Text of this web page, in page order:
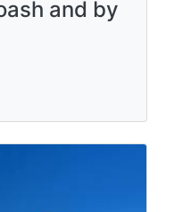
and by